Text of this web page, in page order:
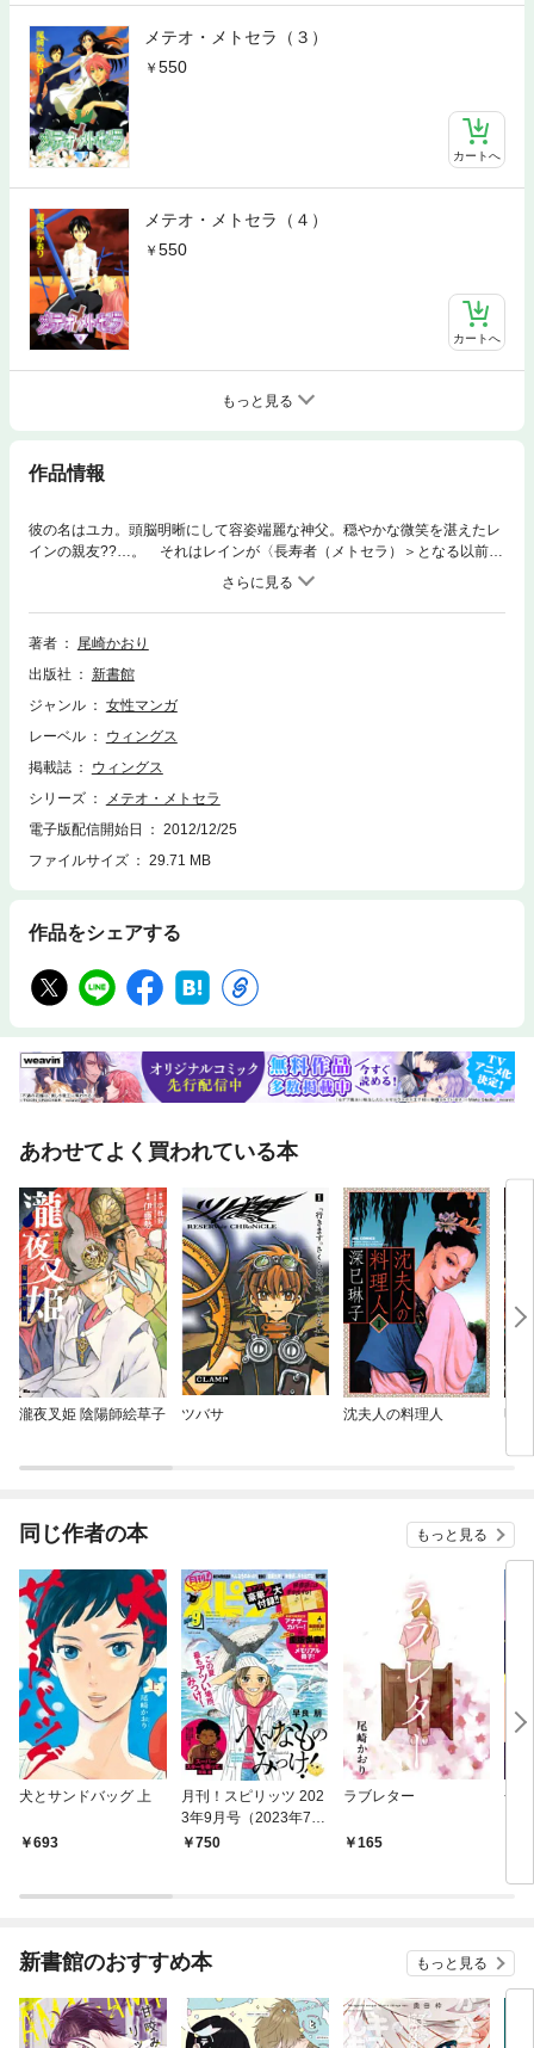
メテオ・メトセラ（３）
550
カートへ
メテオ・メトセラ（４）
550
カートへ
もっと見る
作品情報
彼の名はユカ。頭脳明晰にして容姿端麗な神父。穏やかな微笑を湛えたレ
インの親友??…。 それはレインが〈長寿者（メトセラ）＞となる以前の
話??。教会で孤児たちの世話をしながら、明るい少女フレイアに密かな想
いを寄せる、若き神父レイン。だが彼女の関心はユカに。そのユカは健気
に生きる人々を、何故か昏（くら）い瞳で見つめていた。戦乱の中、加速
するユカの野心と狂気。決して覚めやらぬ悪夢を打ち砕くために、彼が選
alling」も収録した、緊迫のネオ・アウトロー伝説第三弾!!
著者
尾崎かおり
出版社
新書館
ジャンル
女性マンガ
レーベル
ウィングス
掲載誌
ウィングス
シリーズ
メテオ・メトセラ
電子版配信開始日
2012/12/25
ファイルサイズ
29.71 MB
作品をシェアする
あわせてよく買われている本
瀧夜叉姫 陰陽師絵草子 ツバサ 沈夫人の料理人
明
同じ作者の本 もっと見る
犬とサンドバッグ 上
693
月刊！スピリッツ 202
3年9月号（2023年7月
27日発売号）
750
ラブレター
165
金
新書館のおすすめ本 もっと見る